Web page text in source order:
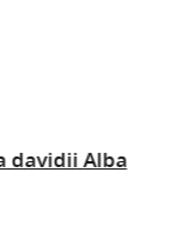
davidii Alba